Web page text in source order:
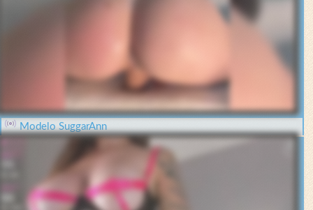
Modelo SuggarAnn